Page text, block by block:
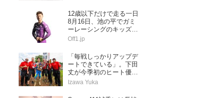
12歳以下だけで走る一日
8月16日、池の平でガミ
ーレーシングのキッズス
ペシャル
Off1.jp
「毎戦しっかりアップデ
ートできている」。下田
丈が今季初のヒート優勝
&ランキングトップに浮
第5戦レッドバッド
Izawa Yuka